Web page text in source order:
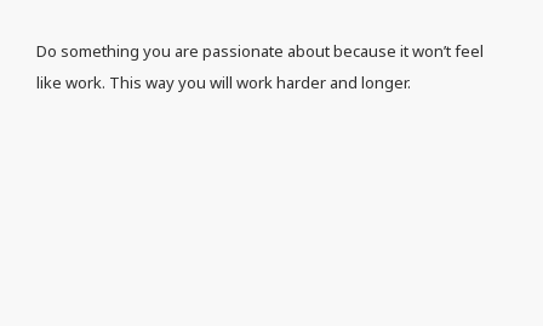
Do something you are passionate about because it won’t feel
like work. This way you will work harder and longer.